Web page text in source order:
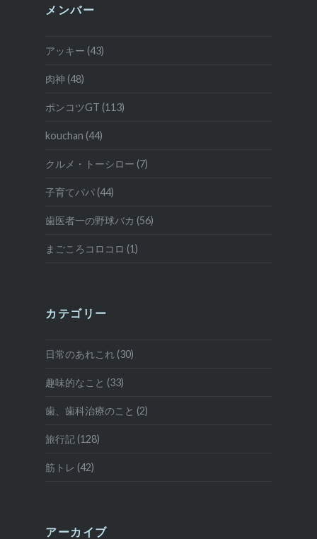
メンバー
アッキー (43)
肉神 (48)
ポンコツGT (113)
kouchan (44)
クルメ・トーシロー (7)
子育てパパ (44)
歯医者一の野球バカ (56)
まごころコロコロ (1)
カテゴリー
日常のあれこれ (30)
趣味的なこと (33)
歯、歯科治療のこと (2)
旅行記 (128)
筋トレ (42)
アーカイブ